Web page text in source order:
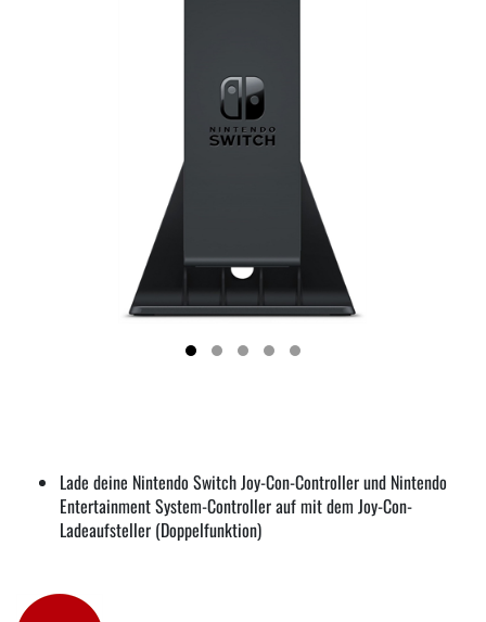
Lade deine Nintendo Switch Joy-Con-Controller und Nintendo
Entertainment System-Controller auf mit dem Joy-Con-
Ladeaufsteller (Doppelfunktion)